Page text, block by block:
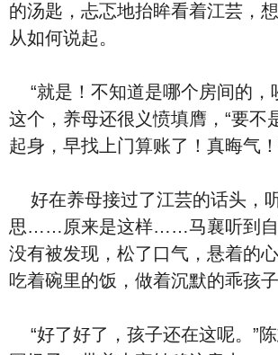
的汤匙，忐忑地抬眸看着江芸，
从如何说起。
“就是！不知道是哪个房间的，
这个，养母还很义愤填膺，“要不
起身，早找上门算账了！真晦气！
好在养母接过了江芸的话头，
思……原来是这样……马襄听到自
没有被发现，松了口气，悬着的
吃着碗里的饭，做着沉默的乖孩子
“好了好了，孩子还在这呢。”